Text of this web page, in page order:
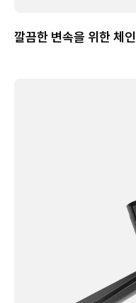
깔끔한 변속을 위한 체